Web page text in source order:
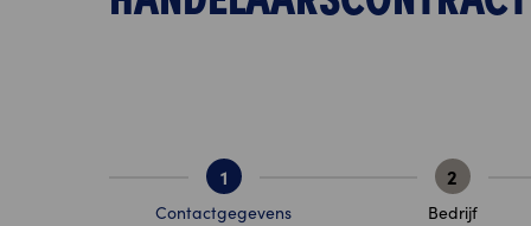
1
Contactgegevens
2
Bedrijf